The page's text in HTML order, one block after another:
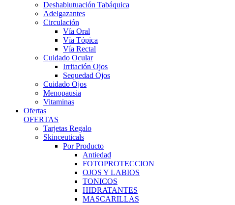
Deshabiutuación Tabáquica
Adelgazantes
Circulación
Vía Oral
Vía Tópica
Vía Rectal
Cuidado Ocular
Irritación Ojos
Sequedad Ojos
Cuidado Ojos
Menopausia
Vitaminas
Ofertas
OFERTAS
Tarjetas Regalo
Skinceuticals
Por Producto
Antiedad
FOTOPROTECCION
OJOS Y LABIOS
TONICOS
HIDRATANTES
MASCARILLAS